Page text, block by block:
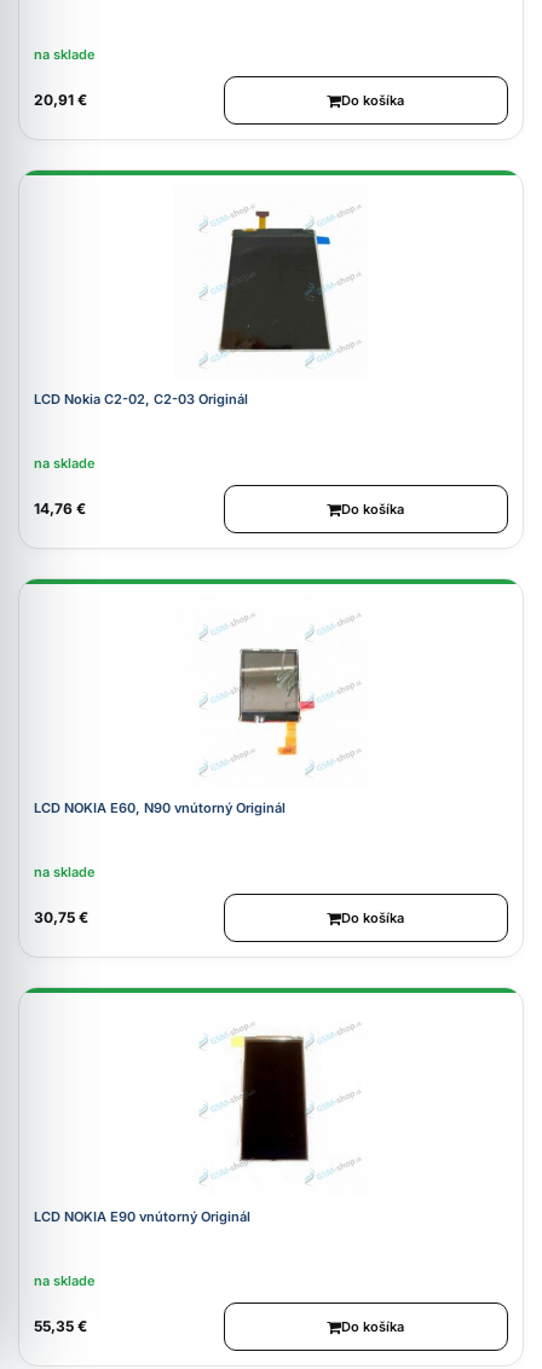
na sklade
20,91 € Do košíka
LCD Nokia C2-02, C2-03 Originál
na sklade
14,76 € Do košíka
LCD NOKIA E60, N90 vnútorný Originál
na sklade
30,75 € Do košíka
LCD NOKIA E90 vnútorný Originál
na sklade
55,35 € Do košíka